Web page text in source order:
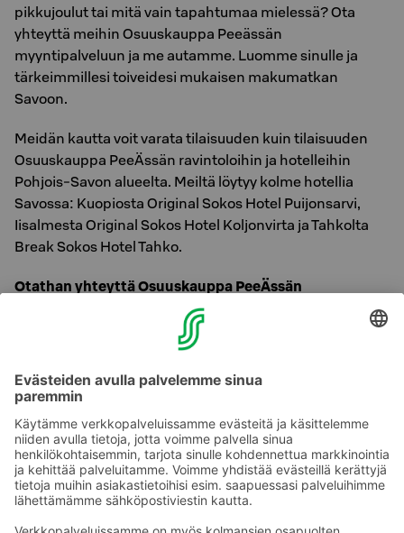
pikkujoulut tai mitä vain tapahtumaa mielessä? Ota
yhteyttä meihin Osuuskauppa Peeässän
myyntipalveluun ja me autamme. Luomme sinulle ja
tärkeimmillesi toiveidesi mukaisen makumatkan
Savoon.
Meidän kautta voit varata tilaisuuden kuin tilaisuuden
Osuuskauppa PeeÄssän ravintoloihin ja hotelleihin
Pohjois-Savon alueelta. Meiltä löytyy kolme hotellia
Savossa: Kuopiosta Original Sokos Hotel Puijonsarvi,
Iisalmesta Original Sokos Hotel Koljonvirta ja Tahkolta
Break Sokos Hotel Tahko.
Otathan yhteyttä Osuuskauppa PeeÄssän
Myyntipalveluun niin arjen kuin juhlan keskellä:
Original Sokos Hotel Puijonsarvi, Kuopio | Puh. 010 762
sales.peeassa@sok.fi
Lausu ääneen meille toiveesi – me toteutamme!